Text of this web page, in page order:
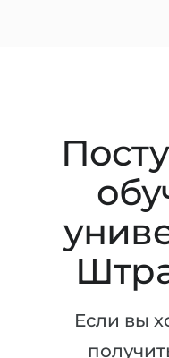
Freshman /
Подготовка к вузу
Подготовка к
Специальные курсы
Портфолио
ПОСТУПАЕМ
Школы 11 классов
Школы 12 классов
Колледжа
IB-Diploma
1 курса
2-3 курса
Если вы